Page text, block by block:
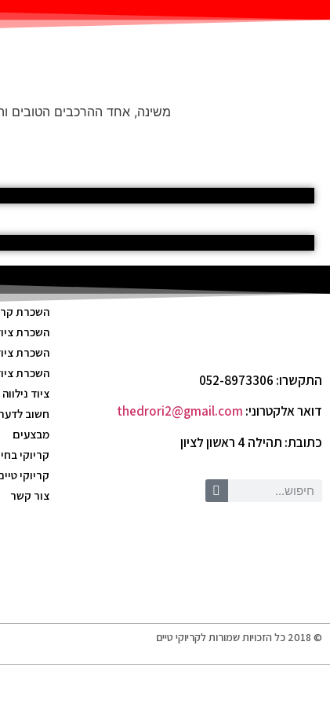
משינה, אחד ההרכבים הטובים
התקשרו: 052-8973306
דואר אלקטרוני: thedrori2@gmail.com
כתובת: תהילה 4 ראשון לציון
השכרת
השכרת
השכרת
השכרת
ציוד נילווה
חשוב
מבצעים
קריוקי
קריוקי
צור קשר
© 2018 כל הזכויות שמורות לקריוקי טיים